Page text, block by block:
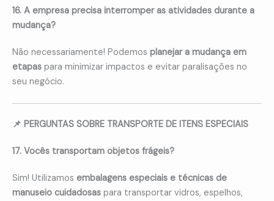
16. A empresa precisa interromper as atividades durante a
mudança?
Não necessariamente! Podemos planejar a mudança em
etapas para minimizar impactos e evitar paralisações no
seu negócio.
📌 PERGUNTAS SOBRE TRANSPORTE DE ITENS ESPECIAIS
17. Vocês transportam objetos frágeis?
Sim! Utilizamos embalagens especiais e técnicas de
manuseio cuidadosas para transportar vidros, espelhos,